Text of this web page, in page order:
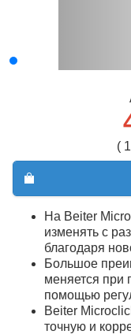
(
На Beiter
изменять с
благодаря
Большое
меняется при
помощью
Beiter
точную и